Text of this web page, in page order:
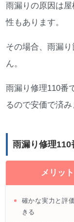
雨漏りの原因は
性もあります。
その場合、雨漏
ん。
雨漏り修理110番
るので安価で済み
雨漏り修理110
メリット
確かな実力と評
きる